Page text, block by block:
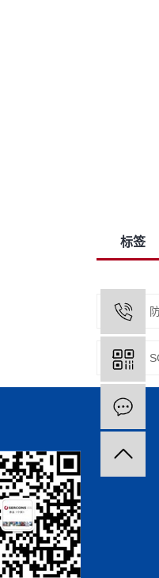
标签
上一篇：
下一篇：